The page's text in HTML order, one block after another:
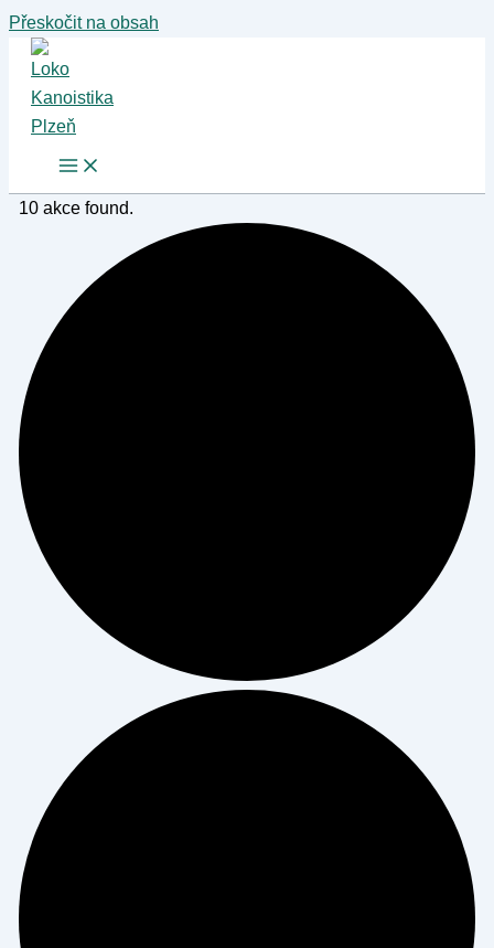
Přeskočit na obsah
10 akce found.